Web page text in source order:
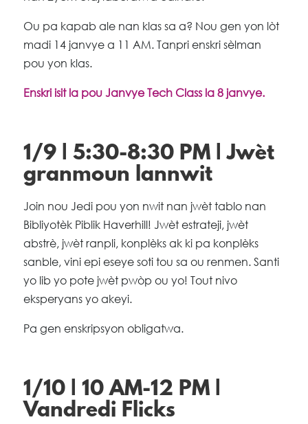
Ou pa kapab ale nan klas sa a? Nou gen yon lòt
madi 14 janvye a 11 AM. Tanpri enskri sèlman
pou yon klas.
Enskri isit la pou Janvye Tech Class la 8 janvye.
1/9 | 5:30-8:30 PM | Jwèt
granmoun lannwit
Join nou Jedi pou yon nwit nan jwèt tablo nan
Bibliyotèk Piblik Haverhill! Jwèt estrateji, jwèt
abstrè, jwèt ranpli, konplèks ak ki pa konplèks
sanble, vini epi eseye soti tou sa ou renmen. Santi
yo lib yo pote jwèt pwòp ou yo! Tout nivo
eksperyans yo akeyi.
Pa gen enskripsyon obligatwa.
1/10 | 10 AM-12 PM |
Vandredi Flicks